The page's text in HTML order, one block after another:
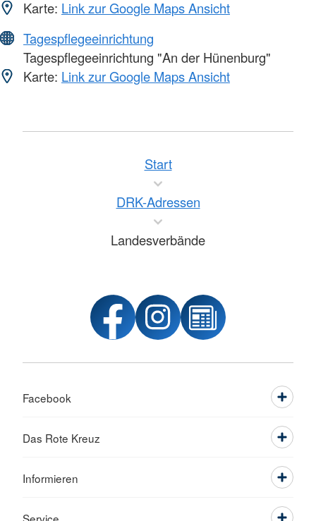
Karte: Link zur Google Maps Ansicht
Tagespflegeeinrichtung
Tagespflegeeinrichtung "An der Hünenburg"
Karte: Link zur Google Maps Ansicht
Start
DRK-Adressen
Landesverbände
Facebook
Das Rote Kreuz
Informieren